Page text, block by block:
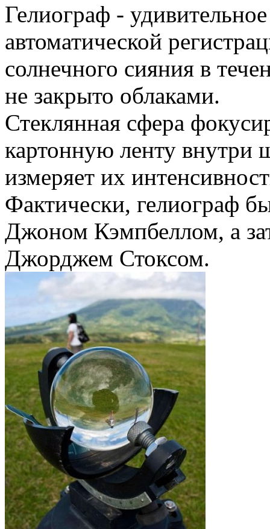
Гелиограф -
автоматической
солнечного сияния в
не закрыто облаками.
Стеклянная сфера
картонную ленту внутри
измеряет их
Фактически, гелиограф
Джоном Кэмпбеллом, а
Джорджем Стоксом.